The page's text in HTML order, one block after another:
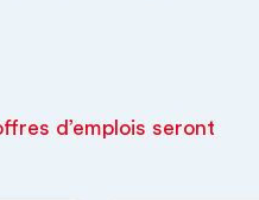
d’emplois seront